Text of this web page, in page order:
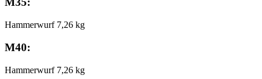
Hammerwurf 7,26 kg
M40:
Hammerwurf 7,26 kg